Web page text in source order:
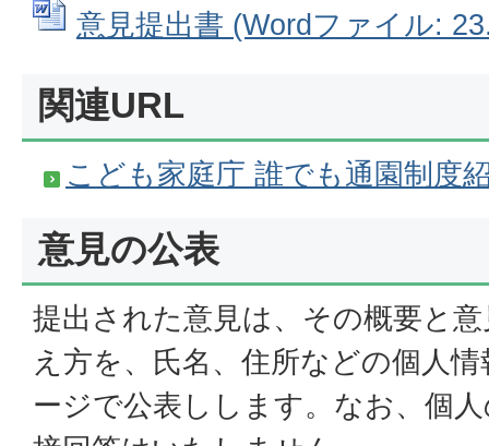
意見提出書 (Wordファイル:
関連URL
こども家庭庁 誰でも通園制度
意見の公表
提出された意見は、その概要と
え方を、氏名、住所などの個人
ージで公表しします。なお、個